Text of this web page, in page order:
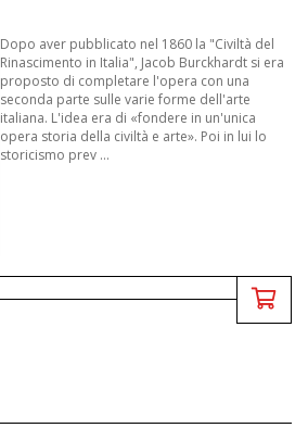
Dopo aver pubblicato nel 1860 la "Civiltà del
Rinascimento in Italia", Jacob Burckhardt si era
proposto di completare l'opera con una
seconda parte sulle varie forme dell'arte
italiana. L'idea era di «fondere in un'unica
opera storia della civiltà e arte». Poi in lui lo
storicismo prev ...